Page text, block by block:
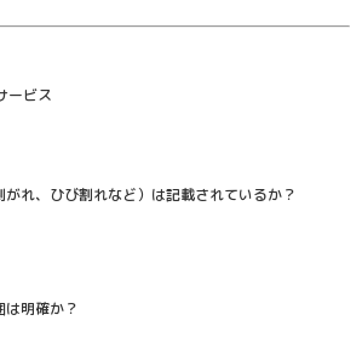
ービス
れ、ひび割れなど）は記載されているか？
は明確か？